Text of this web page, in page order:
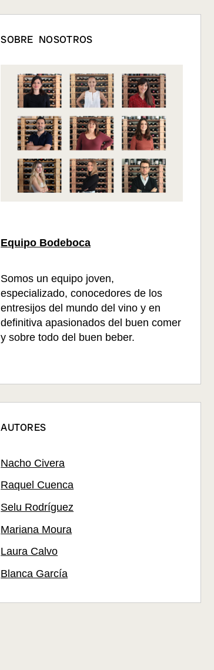
SOBRE NOSOTROS
Equipo Bodeboca
Somos un equipo joven,
especializado, conocedores de los
entresijos del mundo del vino y en
definitiva apasionados del buen comer
y sobre todo del buen beber.
AUTORES
Nacho Civera
Raquel Cuenca
Selu Rodríguez
Mariana Moura
Laura Calvo
Blanca García